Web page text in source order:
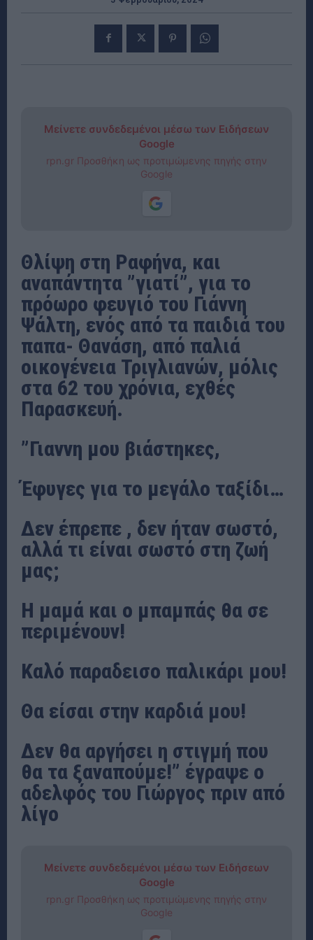
Μείνετε συνδεδεμένοι μέσω των Ειδήσεων
Google
rpn.gr Προσθήκη ως προτιμώμενης πηγής στην
Google
Θλίψη στη Ραφήνα, και
αναπάντητα ”γιατί”, για το
πρόωρο φευγιό του Γιάννη
Ψάλτη, ενός από τα παιδιά του
παπα- Θανάση, από παλιά
οικογένεια Τριγλιανών, μόλις
στα 62 του χρόνια, εχθές
Παρασκευή.
”Γιαννη μου βιάστηκες,
Έφυγες για το μεγάλο ταξίδι…
Δεν έπρεπε , δεν ήταν σωστό,
αλλά τι είναι σωστό στη ζωή
μας;
Η μαμά και ο μπαμπάς θα σε
περιμένουν!
Καλό παραδεισο παλικάρι μου!
Θα είσαι στην καρδιά μου!
Δεν θα αργήσει η στιγμή που
θα τα ξαναπούμε!” έγραψε ο
αδελφός του Γιώργος πριν από
λίγο
Μείνετε συνδεδεμένοι μέσω των Ειδήσεων
Google
rpn.gr Προσθήκη ως προτιμώμενης πηγής στην
Google